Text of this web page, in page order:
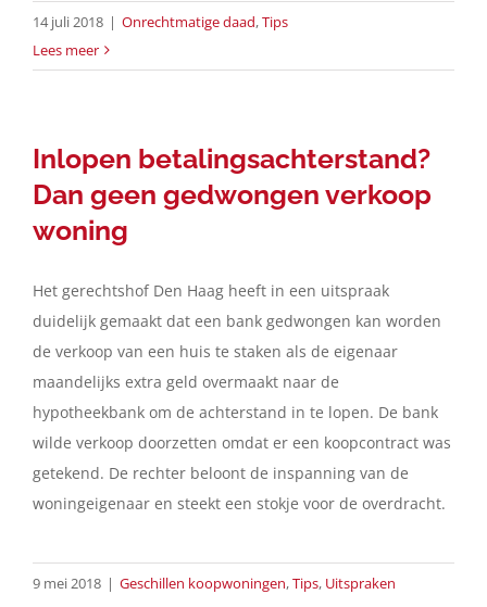
14 juli 2018 | Onrechtmatige daad,Tips
Lees meer
Inlopen betalingsachterstand?
Dan geen gedwongen verkoop
woning
Het gerechtshof Den Haag heeft in een uitspraak
duidelijk gemaakt dat een bank gedwongen kan worden
de verkoop van een huis te staken als de eigenaar
maandelijks extra geld overmaakt naar de
hypotheekbank om de achterstand in te lopen. De bank
wilde verkoop doorzetten omdat er een koopcontract was
getekend. De rechter beloont de inspanning van de
woningeigenaar en steekt een stokje voor de overdracht.
9 mei 2018 | Geschillen koopwoningen,Tips, Uitspraken